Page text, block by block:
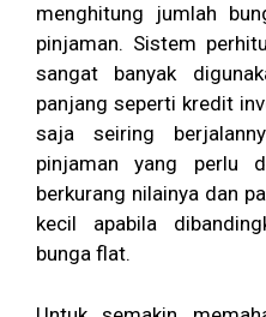
menghitung jumlah
pinjaman. Sistem
sangat banyak
panjang seperti kredit
saja seiring
pinjaman yang perlu
berkurang nilainya dan
kecil apabila
bunga flat.